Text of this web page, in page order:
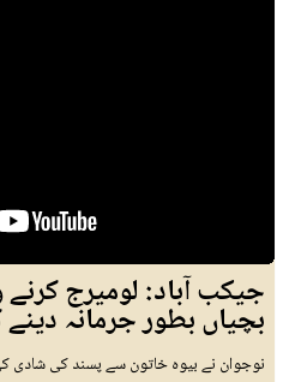
بچیاں بطور جرمانہ
نوجوان نے بیوہ خاتون سے پسند کی شادی